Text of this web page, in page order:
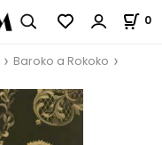
0
Baroko a Rokoko